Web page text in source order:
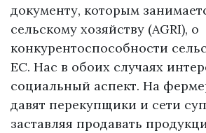
документу, которым
сельскому хозяйству (AGRI), о
конкурентоспособности
ЕС. Нас в обоих случаях
социальный аспект. На
давят перекупщики и сети
заставляя продавать